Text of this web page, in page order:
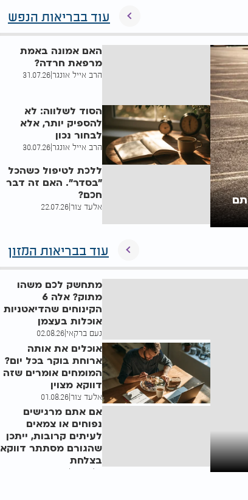
אייל אונגר ראש
וגן
העצמי, להעניק תחושת שייכות
ולהעשיר את החיים
עוד בבריאות הנפש
האם אמונה באמת
מרפאת חרדה?
הרב אייל אונגר|
31.07.26
הסוד לשלווה: לא
להספיק יותר, אלא
לבחור נכון
הרב אייל אונגר|
30.07.26
ללכת לטיפול כשהכל
"בסדר". האם זה דבר
חכם?
אלעד צור|
22.07.26
עוד בבריאות המזון
מתחשק לכם משהו
מתוק? אלה 6
הקינוחים שהדיאטניות
אוכלות בעצמן
נעם ברקאי|
02.08.26
אוכלים את אותה
ארוחת בוקר בכל יום?
המומחים אומרים שזה
דווקא מצוין
אלעד צור|
01.08.26
אם אתם מרגישים
נפוחים או צמאים
לעיתים קרובות, ייתכן
שהגורם מסתתר דווקא
בצלחת
אלעד צור |